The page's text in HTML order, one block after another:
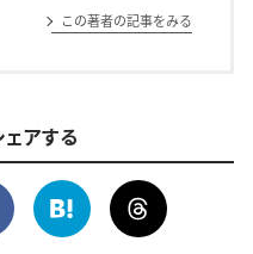
この著者の記事をみる
アする